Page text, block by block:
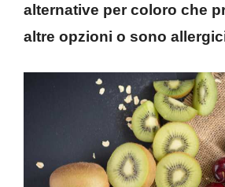
alternative per coloro che
altre opzioni o sono